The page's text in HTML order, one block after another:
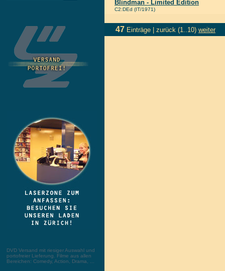
DVD Versand mit riesiger Auswahl und
portofreier Lieferung. Filme aus allen
Bereichen: Comedy, Action, Drama, ...
Blindman - Limited Edition
C2:DEd (IT/1971)
47 Einträge | zurück (1..10) weiter